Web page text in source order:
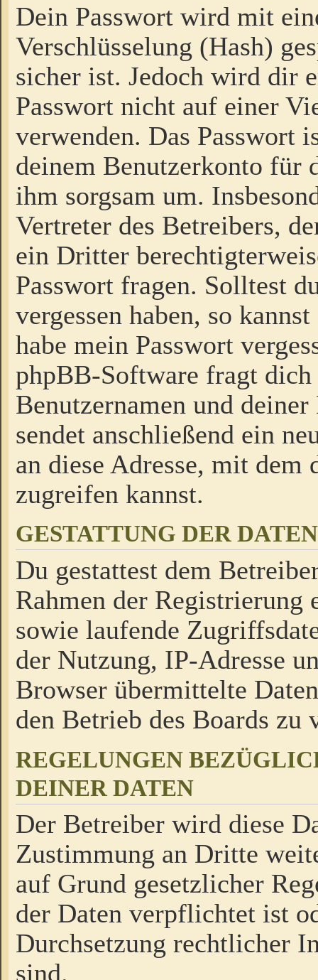
Dein Passwort wird mit
Verschlüsselung (Hash)
sicher ist. Jedoch wird dir
Passwort nicht auf einer
verwenden. Das Passwort
deinem Benutzerkonto für
ihm sorgsam um.
Vertreter des Betreibers,
ein Dritter
Passwort fragen. Solltest
vergessen haben, so
habe mein Passwort
phpBB-Software fragt dich
Benutzernamen und
sendet anschließend ein
an diese Adresse, mit dem
zugreifen kannst.
GESTATTUNG DER
Du gestattest dem
Rahmen der Registrierung
sowie laufende
der Nutzung, IP-Adresse
Browser übermittelte
den Betrieb des Boards zu
REGELUNGEN
DEINER DATEN
Der Betreiber wird diese
Zustimmung an Dritte
auf Grund gesetzlicher
der Daten verpflichtet ist
Durchsetzung rechtlicher
sind.